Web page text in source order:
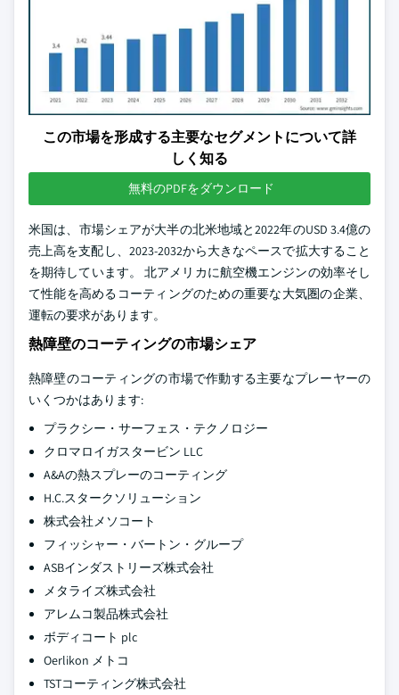
この市場を形成する主要なセグメントについて詳
しく知る
無料のPDFをダウンロード
米国は、市場シェアが大半の北米地域と2022年のUSD 3.4億の
売上高を支配し、2023-2032から大きなペースで拡大すること
を期待しています。 北アメリカに航空機エンジンの効率そし
て性能を高めるコーティングのための重要な大気圏の企業、
運転の要求があります。
熱障壁のコーティングの市場シェア
熱障壁のコーティングの市場で作動する主要なプレーヤーの
いくつかはあります:
プラクシー・サーフェス・テクノロジー
クロマロイガスタービン LLC
A&Aの熱スプレーのコーティング
H.C.スタークソリューション
株式会社メソコート
フィッシャー・バートン・グループ
ASBインダストリーズ株式会社
メタライズ株式会社
アレムコ製品株式会社
ボディコート plc
Oerlikon メトコ
TSTコーティング株式会社